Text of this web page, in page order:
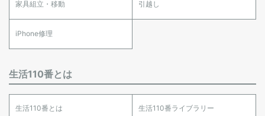
家具組立・移動 引越し
iPhone修理
生活110番とは
生活110番とは 生活110番ライブラリー